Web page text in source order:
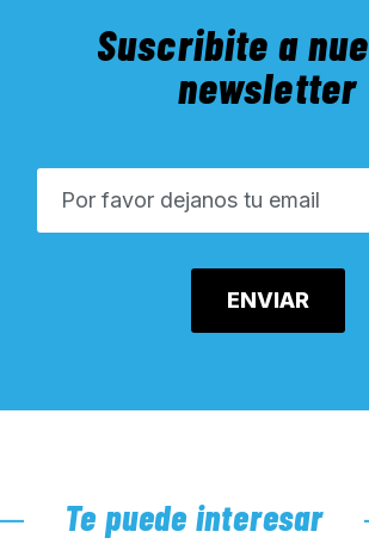
Suscribite a
newsletter
Te puede interesar